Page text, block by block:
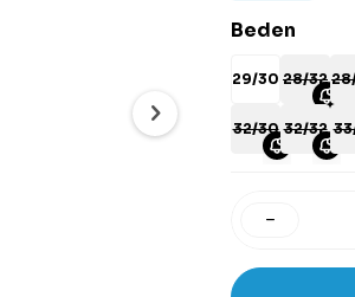
Beden
29/30 28/32
32/30 32/32